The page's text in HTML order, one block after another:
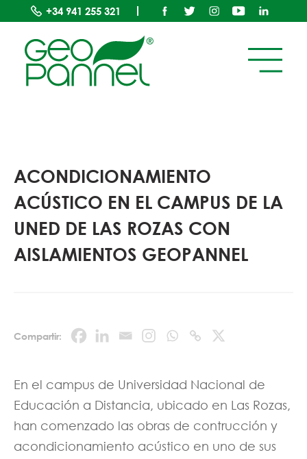
+34 941 255 321
ACONDICIONAMIENTO
ACÚSTICO EN EL CAMPUS DE LA
UNED DE LAS ROZAS CON
AISLAMIENTOS GEOPANNEL
Compartir:
En el campus de Universidad Nacional de
Educación a Distancia, ubicado en Las Rozas,
han comenzado las obras de contrucción y
acondicionamiento acústico en uno de sus